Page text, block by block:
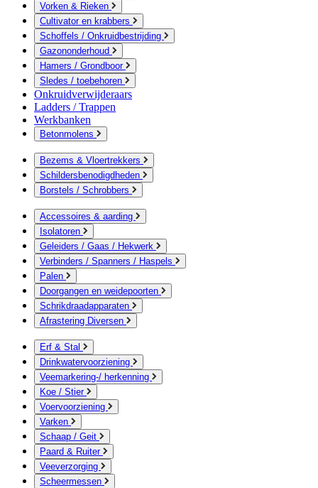
Vorken & Rieken
Cultivator en krabbers
Schoffels / Onkruidbestrijding
Gazononderhoud
Hamers / Grondboor
Sledes / toebehoren
Onkruidverwijderaars
Ladders / Trappen
Werkbanken
Betonmolens
Bezems & Vloertrekkers
Schildersbenodigdheden
Borstels / Schrobbers
Accessoires & aarding
Isolatoren
Geleiders / Gaas / Hekwerk
Verbinders / Spanners / Haspels
Palen
Doorgangen en weidepoorten
Schrikdraadapparaten
Afrastering Diversen
Erf & Stal
Drinkwatervoorziening
Veemarkering-/ herkenning
Koe / Stier
Voervoorziening
Varken
Schaap / Geit
Paard & Ruiter
Veeverzorging
Scheermessen